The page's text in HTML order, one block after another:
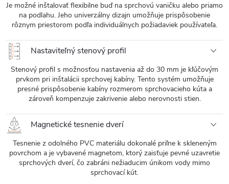
Je možné inštalovať flexibilne buď na sprchovú vaničku alebo priamo
na podlahu. Jeho univerzálny dizajn umožňuje prispôsobenie
rôznym priestorom podľa individuálnych požiadaviek používateľa.
Nastaviteľný stenový profil
Stenový profil s možnosťou nastavenia až do 30 mm je kľúčovým
prvkom pri inštalácii sprchovej kabíny. Tento systém umožňuje
presné prispôsobenie kabíny rozmerom sprchovacieho kúta a
zároveň kompenzuje zakrivenie alebo nerovnosti stien.
Magnetické tesnenie dverí
Tesnenie z odolného PVC materiálu dokonalé priľne k skleneným
povrchom a je vybavené magnetom, ktorý zaisťuje pevné uzavretie
sprchových dverí, čo zabráni nežiaducim únikom vody mimo
sprchovací kút.